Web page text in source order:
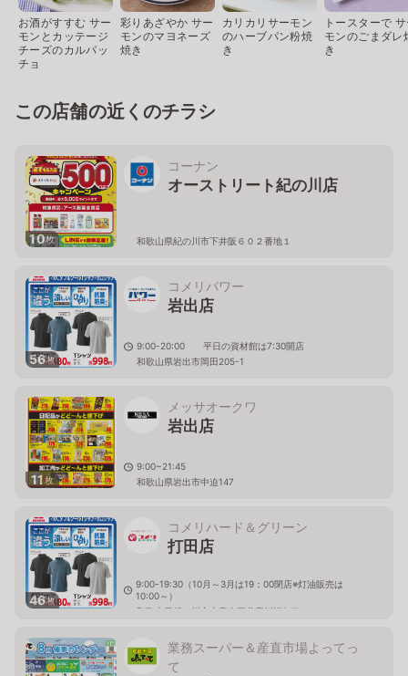
お酒がすすむ サー
モンとカッテージ
チーズのカルパッ
チョ
彩りあざやか サー
モンのマヨネーズ
焼き
カリカリサーモン
のハーブパン粉焼
き
トースターで
モンのごまダレ
き
この店舗の近くのチラシ
10枚
コーナン
オーストリート紀の川店
和歌山県紀の川市下井阪６０２番地１
56枚
コメリパワー
岩出店
9:00-20:00 平日の資材館は7:30開店
和歌山県岩出市岡田205-1
11枚
メッサオークワ
岩出店
9:00~21:45
和歌山県岩出市中迫147
46枚
コメリハード＆グリーン
打田店
9:00-19:30（10月～3月は19：00閉店※灯油販売は
10:00～）
和歌山県紀の川市大字東三谷字川端247-1
業務スーパー＆産直市場よってっ
て